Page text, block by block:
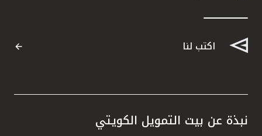
اكتب لنا
نبذة عن بيت التمويل الكويتي